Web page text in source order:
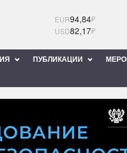
EUR94,84₽
USD82,17₽
ПУБЛИКАЦИИ